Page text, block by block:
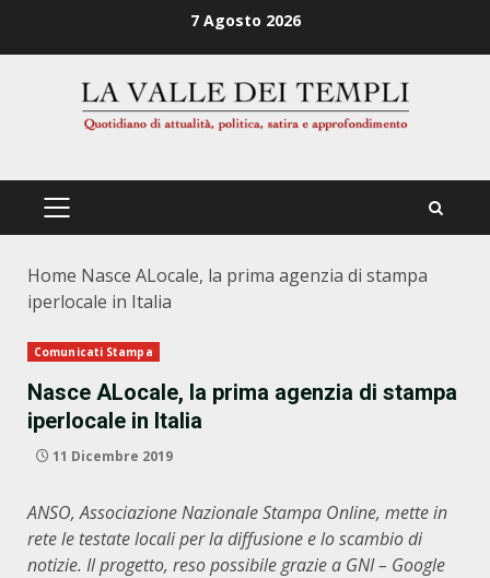
7 Agosto 2026
PRIMÄRES
Home Nasce ALocale, la prima agenzia di stampa
iperlocale in Italia
Comunicati Stampa
Nasce ALocale, la prima agenzia di stampa
iperlocale in Italia
11 Dicembre 2019
ANSO, Associazione Nazionale Stampa Online, mette in
rete le testate locali per la diffusione e lo scambio di
notizie. Il progetto, reso possibile grazie a GNI – Google